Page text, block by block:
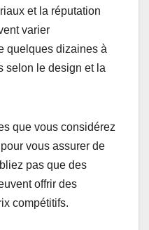
facilement
sites, ce qui facilite la
Assurez-vous de
pour éviter les
prix et
des meubles de